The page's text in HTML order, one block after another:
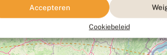
Accepteren
Cookiebeleid